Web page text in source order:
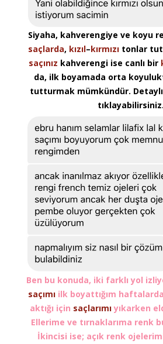
Siyaha, kahverengiye ve koyu
saçlarda, kızıl–kırmızıtonlar
saçınız kahverengi ise canlı bir
da, ilk boyamada orta
tutturmak mümkündür.
tıklayabilirsiniz.
Ben bu konuda, iki farklı yol
saçımı ilk boyattığım
aktığı için saçlarımıyıkarken
Ellerime ve tırnaklarıma renk
İkincisi ise; açık renk